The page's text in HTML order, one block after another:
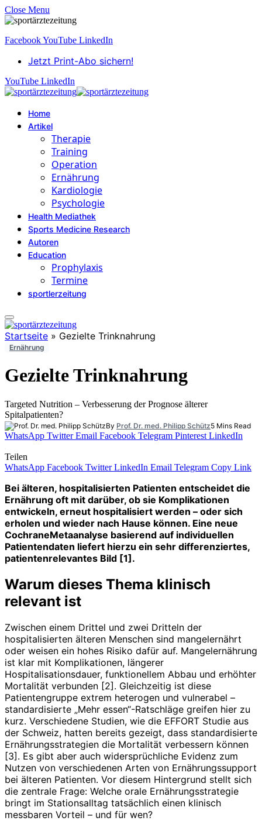
Close Menu
FacebookYouTube LinkedIn
Jetzt Print-Abo sichern!
YouTube LinkedIn
Home
Artikel
Therapie
Training
Operation
Ernährung
Kardiologie
Psychologie
Health Mediathek
Sports Medicine Research
Autoren
Education
Prophylaxis
Termine
sportlerzeitung
Startseite » Gezielte Trinknahrung
Ernährung
Gezielte Trinknahrung
Targeted Nutrition – Verbesserung der Prognose älterer
Spitalpatienten?
By Prof. Dr. med. Philipp Schütz5 Mins Read
WhatsApp Twitter Email Facebook Telegram Pinterest LinkedIn
Teilen
WhatsApp Facebook Twitter LinkedIn Email Telegram Copy Link
Bei älteren, hospitalisierten Patienten entscheidet die
Ernährung oft mit darüber, ob sie Komplikationen
entwickeln, erneut hospitalisiert werden – oder sich
erholen und wieder nach Hause können. Eine neue
CochraneMetaanalyse basierend auf individuellen
Patientendaten liefert hierzu ein sehr differenziertes,
patientenrelevantes Bild [1].
Warum dieses Thema klinisch
relevant ist
Zwischen einem Drittel und zwei Dritteln der
hospitalisierten älteren Menschen sind mangelernährt
oder weisen ein hohes Risiko dafür auf. Mangel­ernährung
ist klar mit Komplikationen, längerer
Hospitalisationsdauer, funktionellem Abbau und erhöhter
Morta­lität verbunden [2]. Gleichzeitig ist diese
Patientengruppe extrem heterogen und vulnerabel –
standardisierte „Mehr ­essen“-Ratschläge greifen hier zu
kurz. Verschiedene Studien, wie die EFFORT Studie aus
der Schweiz, hatten bereits gezeigt, dass standardisierte
Ernährungsstrategien die Mortalität verbessern können
[3]. Es gibt aber auch widersprüchliche Evidenz zum
Nutzen von verschiedenen Arten von Ernährungssupport
bei älteren Patienten. Vor diesem Hintergrund stellt sich
die zentrale Frage: Welche orale Ernährungsstrategie
bringt im Stationsalltag tatsächlich einen klinisch
messbaren Vorteil – und für wen?